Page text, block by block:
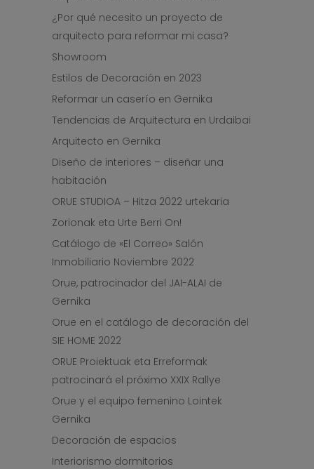
¿Por qué necesito un proyecto de
arquitecto para reformar mi casa?
Showroom
Estilos de Decoración en 2023
Reformar un caserío en Gernika
Tendencias de Arquitectura en Urdaibai
Arquitecto en Gernika
Diseño de interiores – diseñar una
habitación
ORUE STUDIOA – Hitza 2022 urtekaria
Zorionak eta Urte Berri On!
Catálogo de «El Correo» Salón
Inmobiliario Noviembre 2022
Orue, patrocinador del JAI-ALAI de
Gernika
Orue en el catálogo de decoración del
SIE HOME 2022
ORUE Proiektuak eta Erreformak
patrocinará el próximo XXIX Rallye
Orue y el equipo femenino Lointek
Gernika
Decoración de espacios
Interiorismo dormitorios